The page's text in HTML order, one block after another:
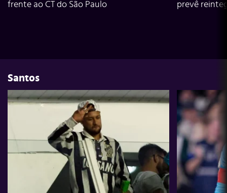
frente ao CT do São Paulo
prevê
Santos